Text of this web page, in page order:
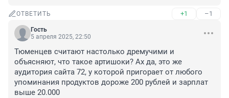
ОТВЕТИТЬ +1 –1
Гость
5 апреля 2025, 22:50
Тюменцев считают настолько дремучими и
объясняют, что такое артишоки? Ах да, это же
аудитория сайта 72, у которой пригорает от любого
упоминания продуктов дороже 200 рублей и зарплат
выше 20.000